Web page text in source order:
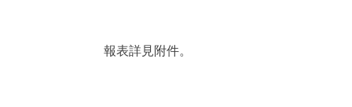
報表詳見附件。